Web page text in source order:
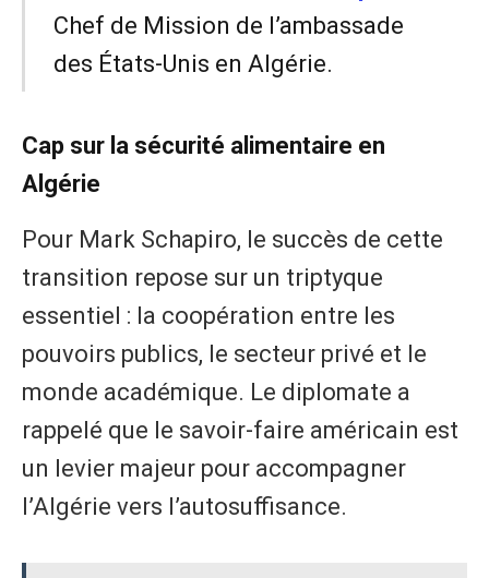
Chef de Mission de l’ambassade
des États-Unis en Algérie.
Cap sur la sécurité alimentaire en
Algérie
Pour Mark Schapiro, le succès de cette
transition repose sur un triptyque
essentiel : la coopération entre les
pouvoirs publics, le secteur privé et le
monde académique. Le diplomate a
rappelé que le savoir-faire américain est
un levier majeur pour accompagner
l’Algérie vers l’autosuffisance.